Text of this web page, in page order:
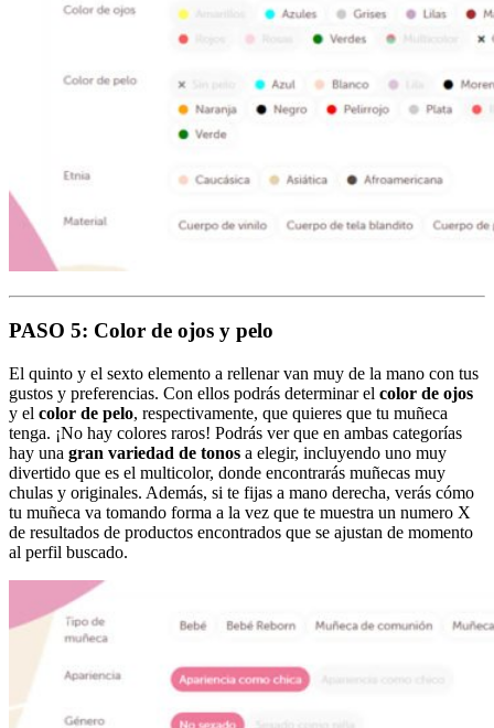
PASO 5: Color de ojos y pelo
El quinto y el sexto elemento a rellenar van muy de la mano con tus
gustos y preferencias. Con ellos podrás determinar el color de ojos
y el color de pelo, respectivamente, que quieres que tu muñeca
tenga. ¡No hay colores raros! Podrás ver que en ambas categorías
hay una gran variedad de tonos a elegir, incluyendo uno muy
divertido que es el multicolor, donde encontrarás muñecas muy
chulas y originales. Además, si te fijas a mano derecha, verás cómo
tu muñeca va tomando forma a la vez que te muestra un numero X
de resultados de productos encontrados que se ajustan de momento
al perfil buscado.